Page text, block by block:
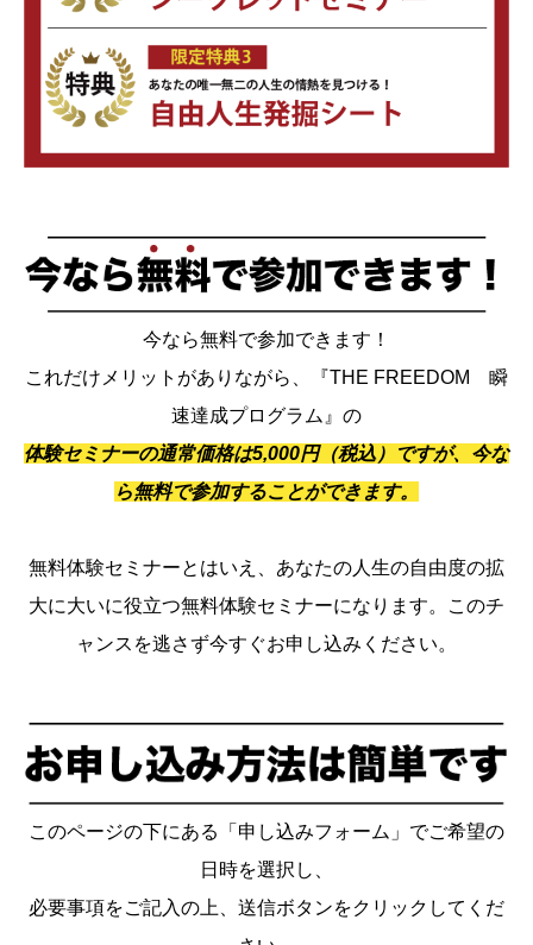
今なら無料で参加できます！
これだけメリットがありながら、『THE FREEDOM 瞬
速達成プログラム』の
体験セミナーの通常価格は5,000円（税込）ですが、今な
ら無料で参加することができます。
無料体験セミナーとはいえ、あなたの人生の自由度の拡
大に大いに役立つ無料体験セミナーになります。このチ
ャンスを逃さず今すぐお申し込みください。
このページの下にある「申し込みフォーム」でご希望の
日時を選択し、
必要事項をご記入の上、送信ボタンをクリックしてくだ